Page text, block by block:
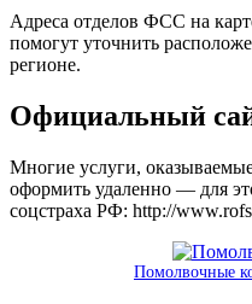
Адреса отделов ФСС на
помогут уточнить
регионе.
Официальный
Многие услуги,
оформить удаленно — для
соцстраха РФ: http://
Помолвочные